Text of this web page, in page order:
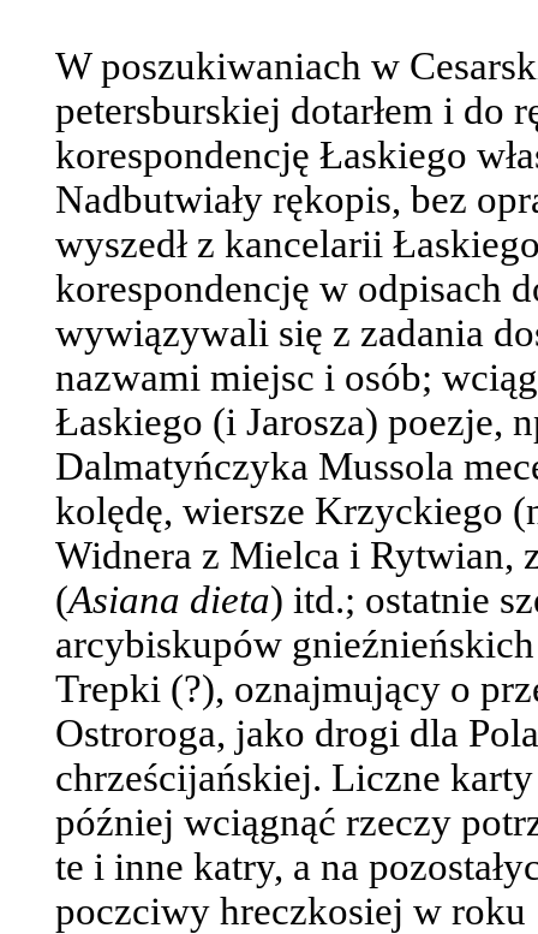
W poszukiwaniach w
petersburskiej dotarłem i do
korespondencję Łaskiego
Nadbutwiały rękopis, bez
wyszedł z kancelarii
korespondencję w odpisach
wywiązywali się z zadania
nazwami miejsc i osób;
Łaskiego (i Jarosza) poezje,
Dalmatyńczyka Mussola
kolędę, wiersze Krzyckiego
Widnera z Mielca i Rytwian,
(Asiana dieta) itd.; ostatnie
arcybiskupów
Trepki (?), oznajmujący o
Ostroroga, jako drogi dla
chrześcijańskiej. Liczne
później wciągnąć rzeczy
te i inne katry, a na
poczciwy hreczkosiej w